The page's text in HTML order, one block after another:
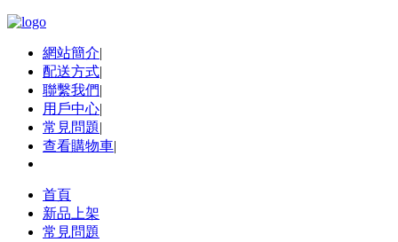
網站簡介|
配送方式|
聯繫我們|
用戶中心|
常見問題|
查看購物車|
首頁
新品上架
常見問題